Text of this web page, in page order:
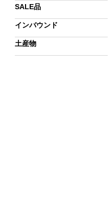
SALE品
インバウンド
土産物